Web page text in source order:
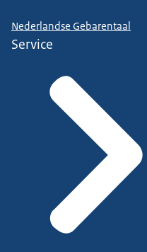
Nederlandse Gebarentaal
Service